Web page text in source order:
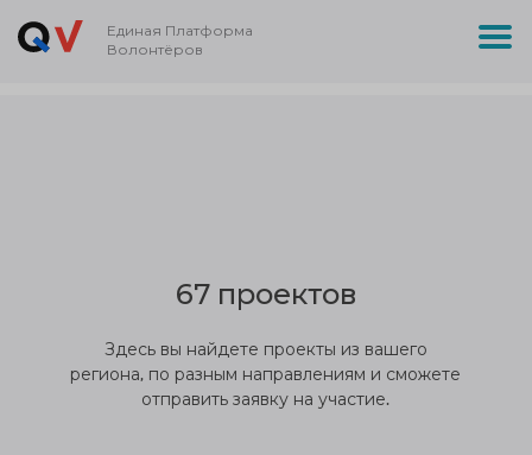
Единая Платформа
Волонтёров
67 проектов
Здесь вы найдете проекты из вашего
региона, по разным направлениям и сможете
отправить заявку на участие.